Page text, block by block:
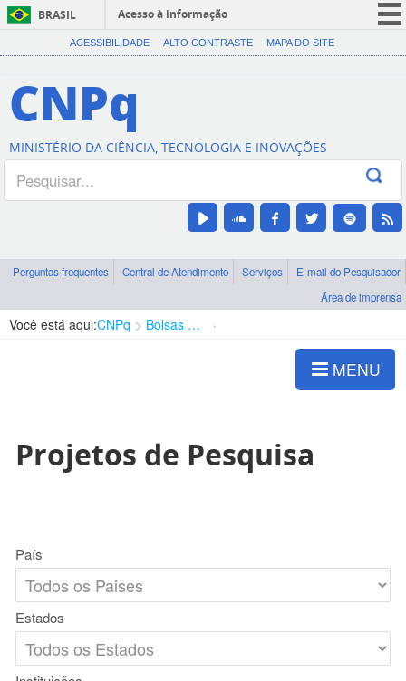
BRASIL
Acesso à informação
CORONAVÍRUS (COVID-19)
Canais
ACESSIBILIDADE ALTO CONTRASTE MAPA DO SITE
CNPq
MINISTÉRIO DA CIÊNCIA, TECNOLOGIA E INOVAÇÕES
Perguntas frequentes Central de Atendimento Serviços
E-mail do Pesquisador
Área de imprensa
Você está aqui:CNPq Bolsas e Auxílios Vigentes
MENU
Projetos de Pesquisa
País
Estados